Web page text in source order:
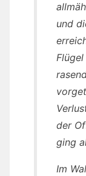
und
der
ging
Im